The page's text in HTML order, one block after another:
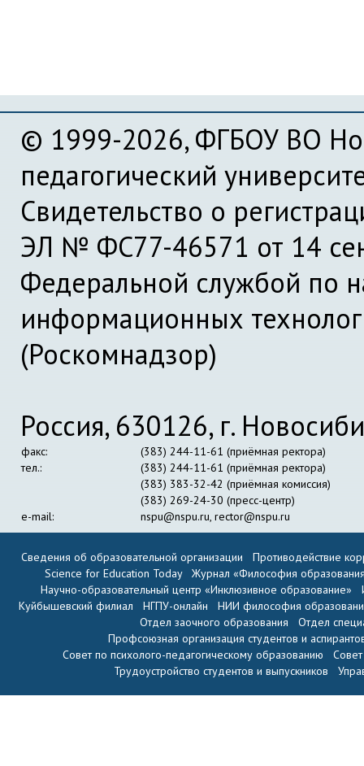
© 1999-2026, ФГБОУ ВО
педагогический
Свидетельство о
ЭЛ № ФС77-46571 от 14
Федеральной службой по
информационных
(Роскомнадзор)
Россия, 630126, г.
факс:
(383) 244-11-61 (приёмная ректора)
тел.:
(383) 244-11-61 (приёмная ректора)
(383) 383-32-42 (приёмная комиссия)
(383) 269-24-30 (пресс-центр)
e-mail:
nspu@nspu.ru, rector@nspu.ru
Сведения об образовательной организации
Противодействие
Science for Education Today
Журнал «Философия
Научно-образовательный центр «Инклюзивное образование»
Куйбышевский филиал
НГПУ-онлайн
НИИ философия
Отдел заочного образования
Отдел
Профсоюзная организация студентов и
Совет по психолого-педагогическому образованию
Трудоустройство студентов и выпускников